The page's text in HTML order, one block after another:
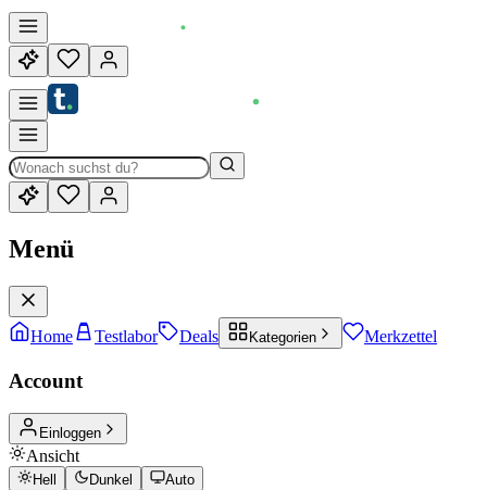
Menü
Home Testlabor Deals Kategorien Merkzettel
Account
Einloggen
Ansicht
Hell Dunkel Auto